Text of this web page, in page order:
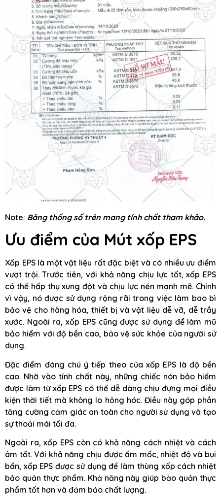
Note: Bảng thống số trên mang tính chất tham khảo.
Ưu điểm của Mút xốp EPS
Xốp EPS là một vật liệu rất đặc biệt và có nhiều ưu điểm
vượt trội. Trước tiên, với khả năng chịu lực tốt, xốp EPS
có thể hấp thụ xung đột và chịu lực nén mạnh mẽ. Chính
vì vậy, nó được sử dụng rộng rãi trong việc làm bao bì
bảo vệ cho hàng hóa, thiết bị và vật liệu dễ vỡ, dễ trầy
xước. Ngoài ra, xốp EPS cũng được sử dụng để làm mũ
bảo hiểm với độ bền cao, bảo vệ sức khỏe của người sử
dụng.
Đặc điểm đáng chú ý tiếp theo của xốp EPS là độ bền
cao. Nhờ vào tính chất này, những chiếc nón bảo hiểm
được làm từ xốp EPS có thể dễ dàng chịu đựng mọi điều
kiện thời tiết mà không lo hỏng hóc. Điều này góp phần
tăng cường cảm giác an toàn cho người sử dụng và tạo
sự thoải mái tối đa.
Ngoài ra, xốp EPS còn có khả năng cách nhiệt và cách
âm tốt. Với khả năng chịu được ẩm mốc, nhiệt độ và bụi
bẩn, xốp EPS được sử dụng để làm thùng xốp cách nhiệt
bảo quản thực phẩm. Khả năng này giúp bảo quản thực
phẩm tốt hơn và đảm bảo chất lượng.